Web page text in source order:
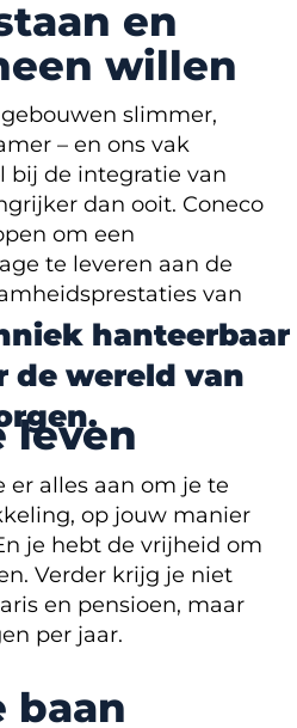
en
willen
slimmer,
– en ons vak
bij de integratie van
dan ooit. Coneco
om een
te leveren aan de
van
hanteerbaar
de wereld van
leven
er alles aan om je te
op jouw manier
je hebt de vrijheid om
Verder krijg je niet
en pensioen, maar
per jaar.
baan